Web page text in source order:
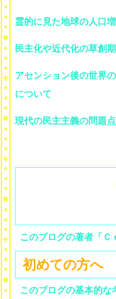
霊的に見た地球の人口
民主化や近代化の草創
アセンション後の世界
について
現代の民主主義の問題
このブログの著者「Ｃ
初めての方へ
このブログの基本的な